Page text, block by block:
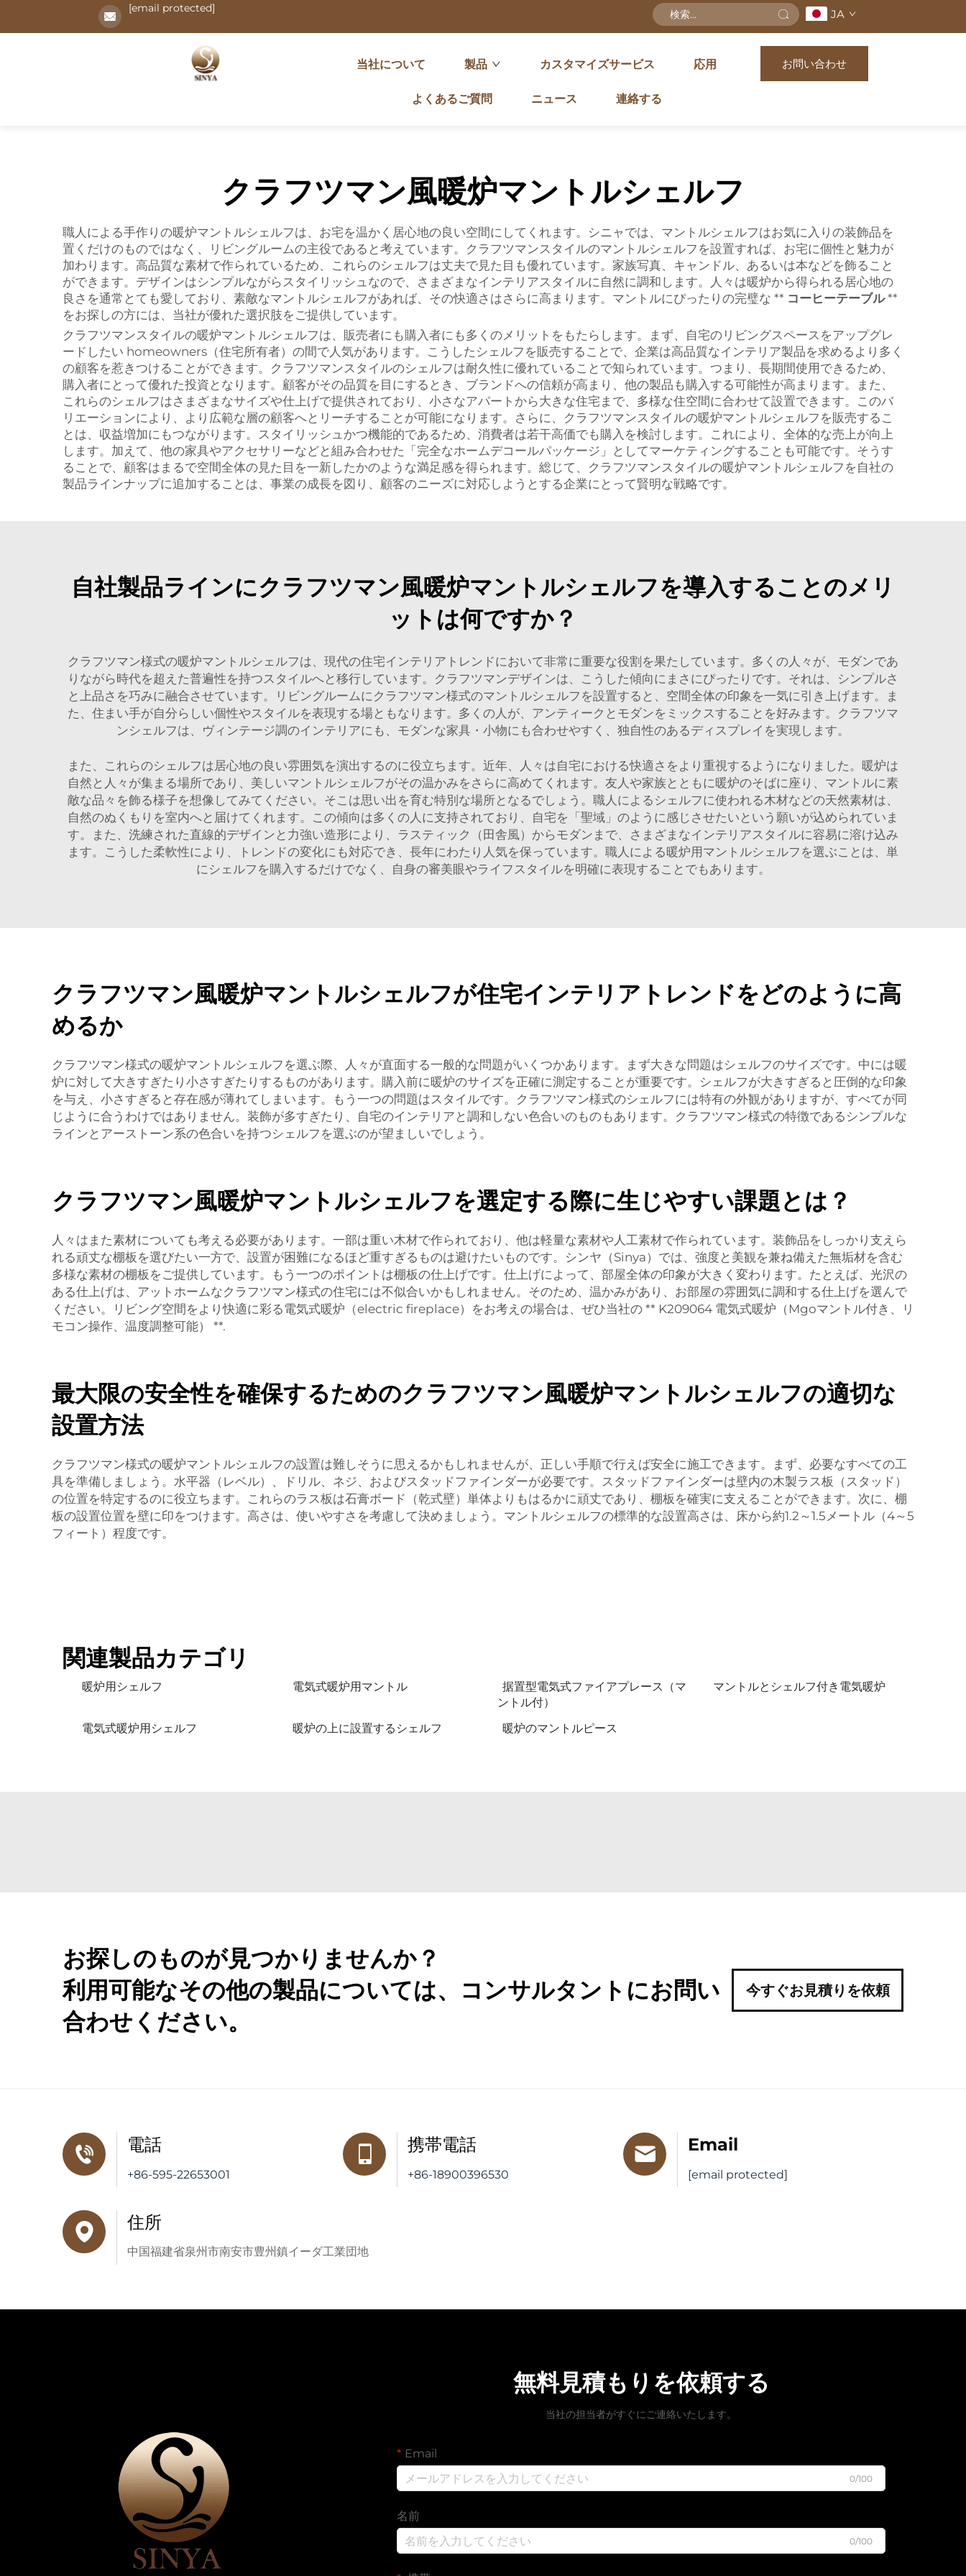
[email protected] JA
当社について 製品 カスタマイズサービス 応用
よくあるご質問 ニュース 連絡する
お問い合わせ
クラフツマン風暖炉マントルシェルフ
職人による手作りの暖炉マントルシェルフは、お宅を温かく居心地の良い空間にしてくれます。シニャでは、マントルシェルフはお気に入りの装飾品を
置くだけのものではなく、リビングルームの主役であると考えています。クラフツマンスタイルのマントルシェルフを設置すれば、お宅に個性と魅力が
加わります。高品質な素材で作られているため、これらのシェルフは丈夫で見た目も優れています。家族写真、キャンドル、あるいは本などを飾ること
ができます。デザインはシンプルながらスタイリッシュなので、さまざまなインテリアスタイルに自然に調和します。人々は暖炉から得られる居心地の
良さを通常とても愛しており、素敵なマントルシェルフがあれば、その快適さはさらに高まります。マントルにぴったりの完璧な ** コーヒーテーブル**
をお探しの方には、当社が優れた選択肢をご提供しています。
クラフツマンスタイルの暖炉マントルシェルフは、販売者にも購入者にも多くのメリットをもたらします。まず、自宅のリビングスペースをアップグレ
ードしたい homeowners（住宅所有者）の間で人気があります。こうしたシェルフを販売することで、企業は高品質なインテリア製品を求めるより多く
の顧客を惹きつけることができます。クラフツマンスタイルのシェルフは耐久性に優れていることで知られています。つまり、長期間使用できるため、
購入者にとって優れた投資となります。顧客がその品質を目にするとき、ブランドへの信頼が高まり、他の製品も購入する可能性が高まります。また、
これらのシェルフはさまざまなサイズや仕上げで提供されており、小さなアパートから大きな住宅まで、多様な住空間に合わせて設置できます。このバ
リエーションにより、より広範な層の顧客へとリーチすることが可能になります。さらに、クラフツマンスタイルの暖炉マントルシェルフを販売するこ
とは、収益増加にもつながります。スタイリッシュかつ機能的であるため、消費者は若干高価でも購入を検討します。これにより、全体的な売上が向上
します。加えて、他の家具やアクセサリーなどと組み合わせた「完全なホームデコールパッケージ」としてマーケティングすることも可能です。そうす
ることで、顧客はまるで空間全体の見た目を一新したかのような満足感を得られます。総じて、クラフツマンスタイルの暖炉マントルシェルフを自社の
製品ラインナップに追加することは、事業の成長を図り、顧客のニーズに対応しようとする企業にとって賢明な戦略です。
自社製品ラインにクラフツマン風暖炉マントルシェルフを導入することのメリ
ットは何ですか？
クラフツマン様式の暖炉マントルシェルフは、現代の住宅インテリアトレンドにおいて非常に重要な役割を果たしています。多くの人々が、モダンであ
りながら時代を超えた普遍性を持つスタイルへと移行しています。クラフツマンデザインは、こうした傾向にまさにぴったりです。それは、シンプルさ
と上品さを巧みに融合させています。リビングルームにクラフツマン様式のマントルシェルフを設置すると、空間全体の印象を一気に引き上げます。ま
た、住まい手が自分らしい個性やスタイルを表現する場ともなります。多くの人が、アンティークとモダンをミックスすることを好みます。クラフツマ
ンシェルフは、ヴィンテージ調のインテリアにも、モダンな家具・小物にも合わせやすく、独自性のあるディスプレイを実現します。
また、これらのシェルフは居心地の良い雰囲気を演出するのに役立ちます。近年、人々は自宅における快適さをより重視するようになりました。暖炉は
自然と人々が集まる場所であり、美しいマントルシェルフがその温かみをさらに高めてくれます。友人や家族とともに暖炉のそばに座り、マントルに素
敵な品々を飾る様子を想像してみてください。そこは思い出を育む特別な場所となるでしょう。職人によるシェルフに使われる木材などの天然素材は、
自然のぬくもりを室内へと届けてくれます。この傾向は多くの人に支持されており、自宅を「聖域」のように感じさせたいという願いが込められていま
す。また、洗練された直線的デザインと力強い造形により、ラスティック（田舎風）からモダンまで、さまざまなインテリアスタイルに容易に溶け込み
ます。こうした柔軟性により、トレンドの変化にも対応でき、長年にわたり人気を保っています。職人による暖炉用マントルシェルフを選ぶことは、単
にシェルフを購入するだけでなく、自身の審美眼やライフスタイルを明確に表現することでもあります。
クラフツマン風暖炉マントルシェルフが住宅インテリアトレンドをどのように高
めるか
クラフツマン様式の暖炉マントルシェルフを選ぶ際、人々が直面する一般的な問題がいくつかあります。まず大きな問題はシェルフのサイズです。中には暖
炉に対して大きすぎたり小さすぎたりするものがあります。購入前に暖炉のサイズを正確に測定することが重要です。シェルフが大きすぎると圧倒的な印象
を与え、小さすぎると存在感が薄れてしまいます。もう一つの問題はスタイルです。クラフツマン様式のシェルフには特有の外観がありますが、すべてが同
じように合うわけではありません。装飾が多すぎたり、自宅のインテリアと調和しない色合いのものもあります。クラフツマン様式の特徴であるシンプルな
ラインとアーストーン系の色合いを持つシェルフを選ぶのが望ましいでしょう。
クラフツマン風暖炉マントルシェルフを選定する際に生じやすい課題とは？
人々はまた素材についても考える必要があります。一部は重い木材で作られており、他は軽量な素材や人工素材で作られています。装飾品をしっかり支えら
れる頑丈な棚板を選びたい一方で、設置が困難になるほど重すぎるものは避けたいものです。シンヤ（Sinya）では、強度と美観を兼ね備えた無垢材を含む
多様な素材の棚板をご提供しています。もう一つのポイントは棚板の仕上げです。仕上げによって、部屋全体の印象が大きく変わります。たとえば、光沢の
ある仕上げは、アットホームなクラフツマン様式の住宅には不似合いかもしれません。そのため、温かみがあり、お部屋の雰囲気に調和する仕上げを選んで
ください。リビング空間をより快適に彩る電気式暖炉（electric fireplace）をお考えの場合は、ぜひ当社の ** K209064 電気式暖炉（Mgoマントル付き、リ
モコン操作、温度調整可能） **.
最大限の安全性を確保するためのクラフツマン風暖炉マントルシェルフの適切な
設置方法
クラフツマン様式の暖炉マントルシェルフの設置は難しそうに思えるかもしれませんが、正しい手順で行えば安全に施工できます。まず、必要なすべての工
具を準備しましょう。水平器（レベル）、ドリル、ネジ、およびスタッドファインダーが必要です。スタッドファインダーは壁内の木製ラス板（スタッド）
の位置を特定するのに役立ちます。これらのラス板は石膏ボード（乾式壁）単体よりもはるかに頑丈であり、棚板を確実に支えることができます。次に、棚
板の設置位置を壁に印をつけます。高さは、使いやすさを考慮して決めましょう。マントルシェルフの標準的な設置高さは、床から約1.2～1.5メートル（4～5
フィート）程度です。
関連製品カテゴリ
暖炉用シェルフ 電気式暖炉用マントル
据置型電気式ファイアプレース（マ
ントル付）
マントルとシェルフ付き電気暖炉
電気式暖炉用シェルフ 暖炉の上に設置するシェルフ 暖炉のマントルピース
お探しのものが見つかりませんか？
利用可能なその他の製品については、コンサルタントにお問い
合わせください。
今すぐお見積りを依頼
電話
+86-595-22653001
携帯電話
+86-18900396530
Email
[email protected]
住所
中国福建省泉州市南安市豊州鎮イーダ工業団地
無料見積もりを依頼する
当社の担当者がすぐにご連絡いたします。
Email
0/100
名前
0/100